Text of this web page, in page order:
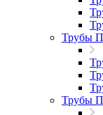
Трубы
Трубы